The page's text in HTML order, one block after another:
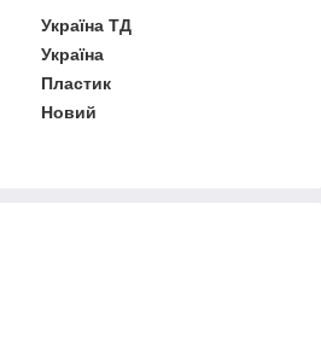
Україна ТД
Україна
Пластик
Новий